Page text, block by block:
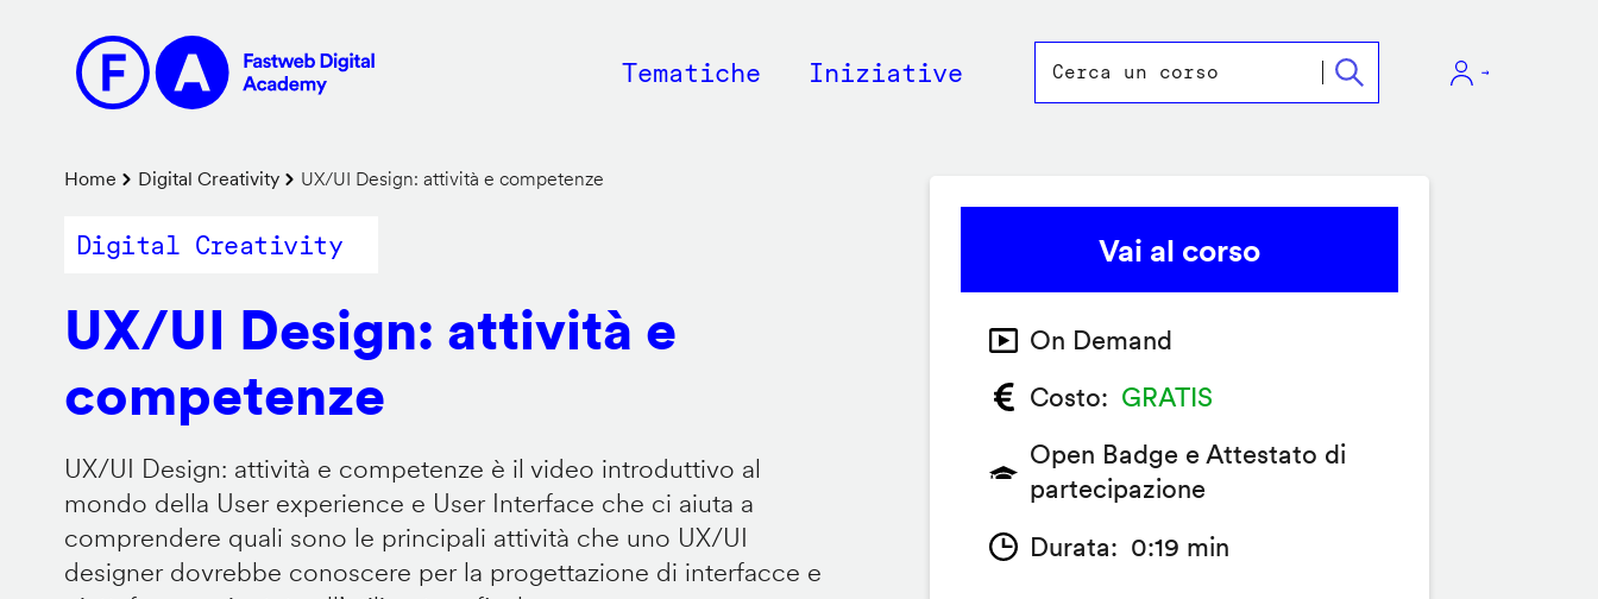
contenuto
principale
Main
Tematiche Iniziative
Briciole
di
Home Digital Creativity UX/UI Design: attività e competenze
Digital Creativity
UX/UI Design: attività e
competenze
UX/UI Design: attività e competenze è il video introduttivo al
mondo della User experience e User Interface che ci aiuta a
comprendere quali sono le principali attività che uno UX/UI
designer dovrebbe conoscere per la progettazione di interfacce e
Vai al corso
On Demand
Costo
GRATIS
Open Badge e Attestato di
partecipazione
Durata
0:19 min